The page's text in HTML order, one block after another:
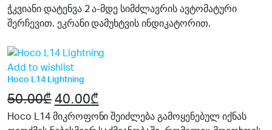
ჭკვიანი დატენვა 2 ა-მდე სიმძლავრის ავტომატური
შერჩევით. ეკრანი დამუხტვის ინდიკატორით.
Add to wishlist
Hoco L14 Lightning
50.00₾Original
price
40.00₾
price
Hoco L14 მიკროფონი შეიძლება გამოყენებულ იქნას